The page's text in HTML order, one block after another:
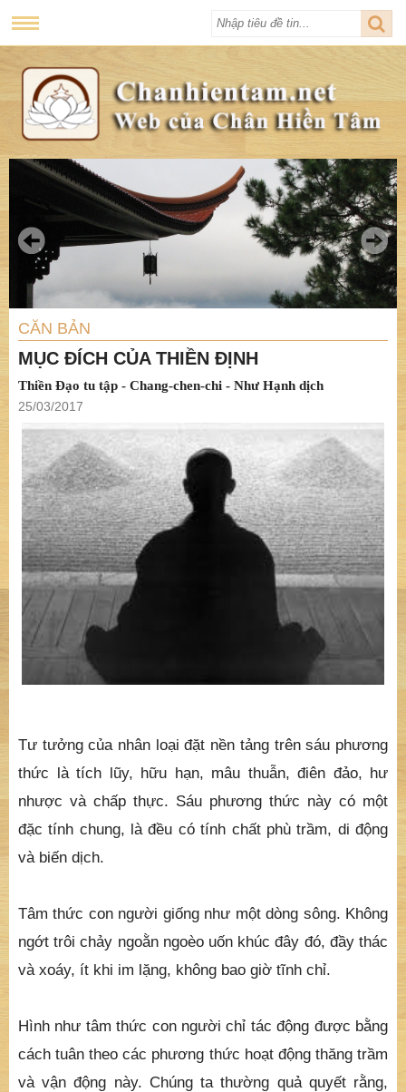
CĂN BẢN
MỤC ĐÍCH CỦA THIỀN ĐỊNH
Thiền Đạo tu tập - Chang-chen-chi - Như Hạnh dịch
25/03/2017
Tư tưởng của nhân loại đặt nền tảng trên sáu phương
thức là tích lũy, hữu hạn, mâu thuẫn, điên đảo, hư
nhược và chấp thực. Sáu phương thức này có một
đặc tính chung, là đều có tính chất phù trầm, di động
và biến dịch.
Tâm thức con người giống như một dòng sông. Không
ngớt trôi chảy ngoằn ngoèo uốn khúc đây đó, đầy thác
và xoáy, ít khi im lặng, không bao giờ tĩnh chỉ.
Hình như tâm thức con người chỉ tác động được bằng
cách tuân theo các phương thức hoạt động thăng trầm
và vận động này. Chúng ta thường quả quyết rằng,